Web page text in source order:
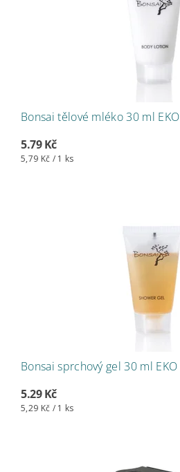
Bonsai tělové mléko 30 ml EKO
5.79 Kč
5,79 Kč / 1 ks
Bonsai sprchový gel 30 ml EKO
5.29 Kč
5,29 Kč / 1 ks